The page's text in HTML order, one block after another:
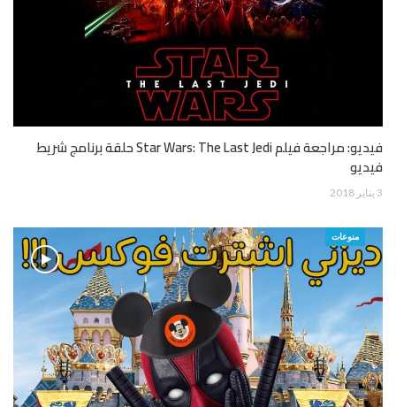
فيديو: مراجعة فيلم Star Wars: The Last Jedi حلقة برنامج شريط
فيديو
3 يناير 2018
منوعات